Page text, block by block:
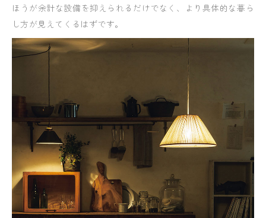
ほうが余計な設備を抑えられるだけでなく、より具体的な暮ら
し方が見えてくるはずです。